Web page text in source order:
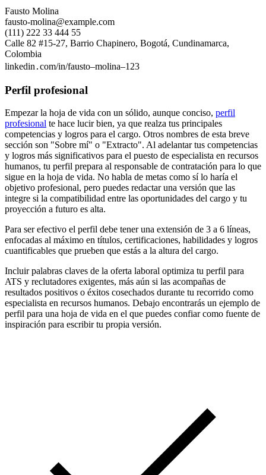
Fausto Molina
fausto-molina@example.com
(111) 222 33 444 55
Calle 82 #15-27, Barrio Chapinero, Bogotá, Cundinamarca,
Colombia
linkedin․com/in/fausto–molina–123
Perfil profesional
Empezar la hoja de vida con un sólido, aunque conciso, perfil
profesional te hace lucir bien, ya que realza tus principales
competencias y logros para el cargo. Otros nombres de esta breve
sección son "Sobre mí" o "Extracto". Al adelantar tus competencias
y logros más significativos para el puesto de especialista en recursos
humanos, tu perfil prepara al responsable de contratación para lo que
sigue en la hoja de vida. No habla de metas como sí lo haría el
objetivo profesional, pero puedes redactar una versión que las
integre si la compatibilidad entre las oportunidades del cargo y tu
proyección a futuro es alta.
Para ser efectivo el perfil debe tener una extensión de 3 a 6 líneas,
enfocadas al máximo en títulos, certificaciones, habilidades y logros
cuantificables que prueben que estás a la altura del cargo.
Incluir palabras claves de la oferta laboral optimiza tu perfil para
ATS y reclutadores exigentes, más aún si las acompañas de
resultados positivos o éxitos cosechados durante tu recorrido como
especialista en recursos humanos. Debajo encontrarás un ejemplo de
perfil para una hoja de vida en el que puedes confiar como fuente de
inspiración para escribir tu propia versión.